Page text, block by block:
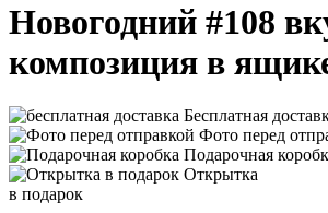
Новогодний #108
композиция в
Бесплатная
Фото перед
Подарочная
Открытка
в подарок